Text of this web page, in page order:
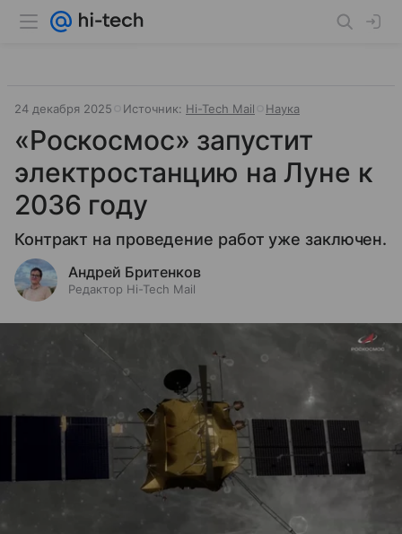
24 декабря 2025 Источник: Hi-Tech Mail Наука
«Роскосмос» запустит
электростанцию на Луне к
2036 году
Контракт на проведение работ уже заключен.
Андрей Бритенков
Редактор Hi-Tech Mail